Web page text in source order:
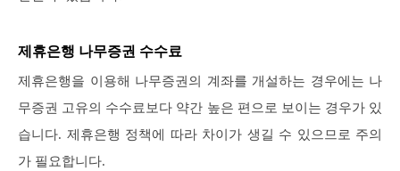
제휴은행 나무증권 수수료
제휴은행을 이용해 나무증권의 계좌를 개설하는 경우에는 나
무증권 고유의 수수료보다 약간 높은 편으로 보이는 경우가 있
습니다. 제휴은행 정책에 따라 차이가 생길 수 있으므로 주의
가 필요합니다.